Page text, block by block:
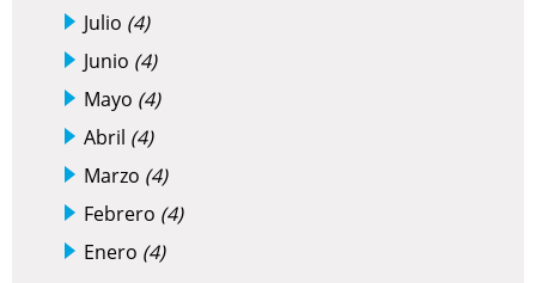
Julio (4)
Junio (4)
Mayo (4)
Abril (4)
Marzo (4)
Febrero (4)
Enero (4)